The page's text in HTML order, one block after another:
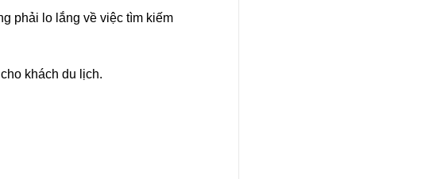
phải lo lắng về việc tìm kiếm
khách du lịch.